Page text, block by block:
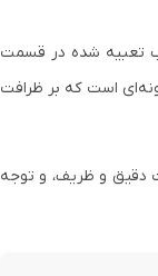
تعبیه شده در قسمت
است که بر ظرافت
دقیق و ظریف، و توجه